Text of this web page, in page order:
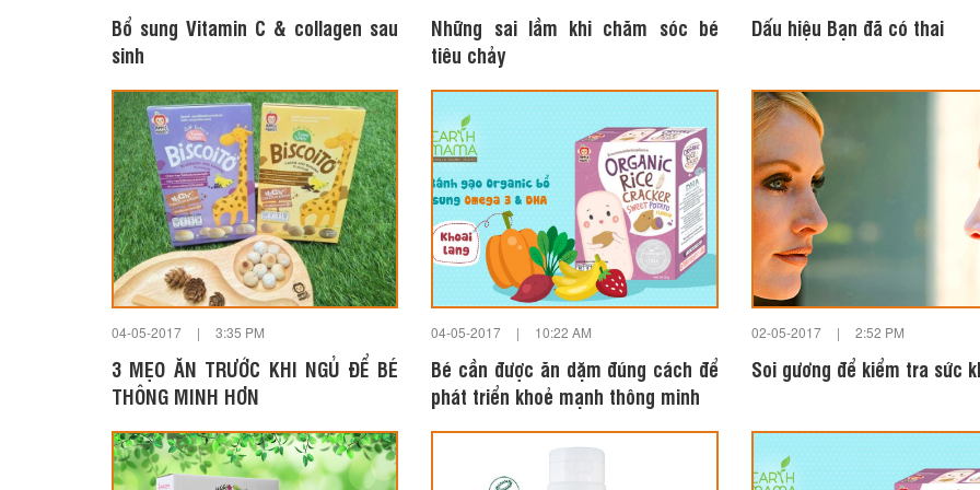
Bổ sung Vitamin C & collagen sau
sinh
Những sai lầm khi chăm sóc bé
tiêu chảy
Dấu hiệu Bạn đã có thai
04-05-2017 | 3:35 PM
3 MẸO ĂN TRƯỚC KHI NGỦ ĐỂ BÉ
THÔNG MINH HƠN
04-05-2017 | 10:22 AM
Bé cần được ăn dặm đúng cách để
phát triển khoẻ mạnh thông minh
02-05-2017 | 2:52 PM
Soi gương để kiểm tra sức